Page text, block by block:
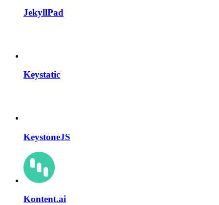
JekyllPad
Keystatic
KeystoneJS
Kontent.ai